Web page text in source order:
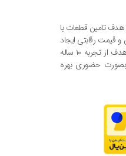
هدف تامین قطعات با
قیمت رقابتی ایجاد
شده است که برای تحقق این هدف از تجربه ۱۰ ساله
حضوری بهره